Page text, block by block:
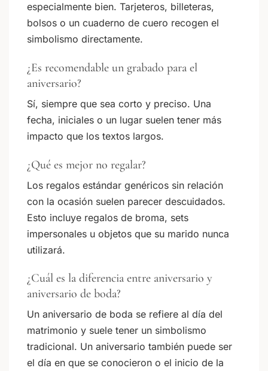
especialmente bien. Tarjeteros, billeteras,
bolsos o un cuaderno de cuero recogen el
simbolismo directamente.
¿Es recomendable un grabado para el
aniversario?
Sí, siempre que sea corto y preciso. Una
fecha, iniciales o un lugar suelen tener más
impacto que los textos largos.
¿Qué es mejor no regalar?
Los regalos estándar genéricos sin relación
con la ocasión suelen parecer descuidados.
Esto incluye regalos de broma, sets
impersonales u objetos que su marido nunca
utilizará.
¿Cuál es la diferencia entre aniversario y
aniversario de boda?
Un aniversario de boda se refiere al día del
matrimonio y suele tener un simbolismo
tradicional. Un aniversario también puede ser
el día en que se conocieron o el inicio de la